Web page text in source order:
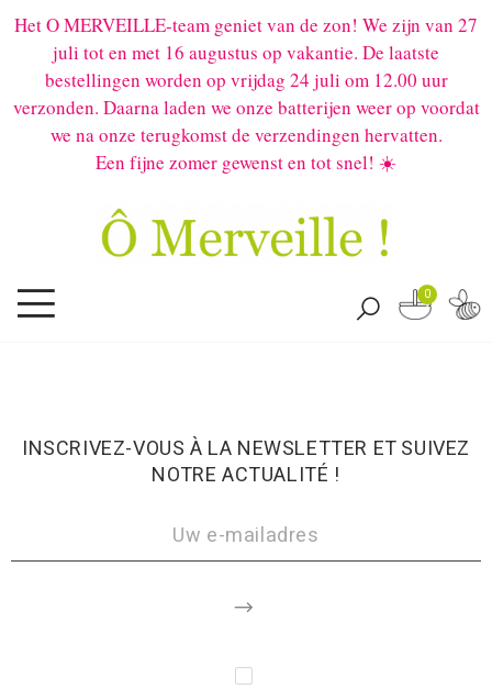
Het O MERVEILLE-team geniet van de zon! We zijn van 27
juli tot en met 16 augustus op vakantie. De laatste
bestellingen worden op vrijdag 24 juli om 12.00 uur
verzonden. Daarna laden we onze batterijen weer op voordat
we na onze terugkomst de verzendingen hervatten.
Een fijne zomer gewenst en tot snel! ☀️
0
INSCRIVEZ-VOUS À LA NEWSLETTER ET SUIVEZ
NOTRE ACTUALITÉ !